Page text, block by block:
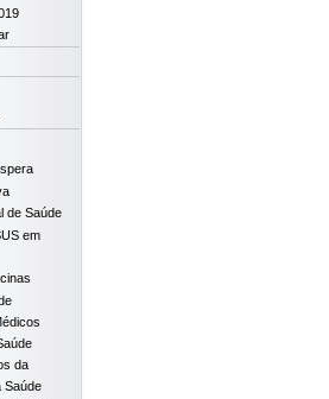
de Saúde
em
da
Saúde